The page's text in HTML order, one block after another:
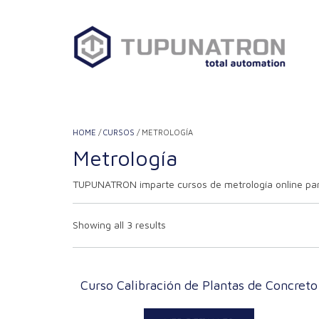
HOME /CURSOS / METROLOGÍA
Metrología
TUPUNATRON imparte cursos de metrología online
Showing all 3 results
Curso Calibración de Plantas de Concreto